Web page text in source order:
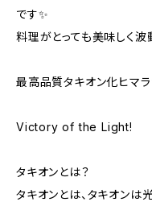
です✨
料理がとっても美味しく
最高品質タキオン化ヒマラ
Victory of the Light!
タキオンとは？
タキオンとは、タキオンは